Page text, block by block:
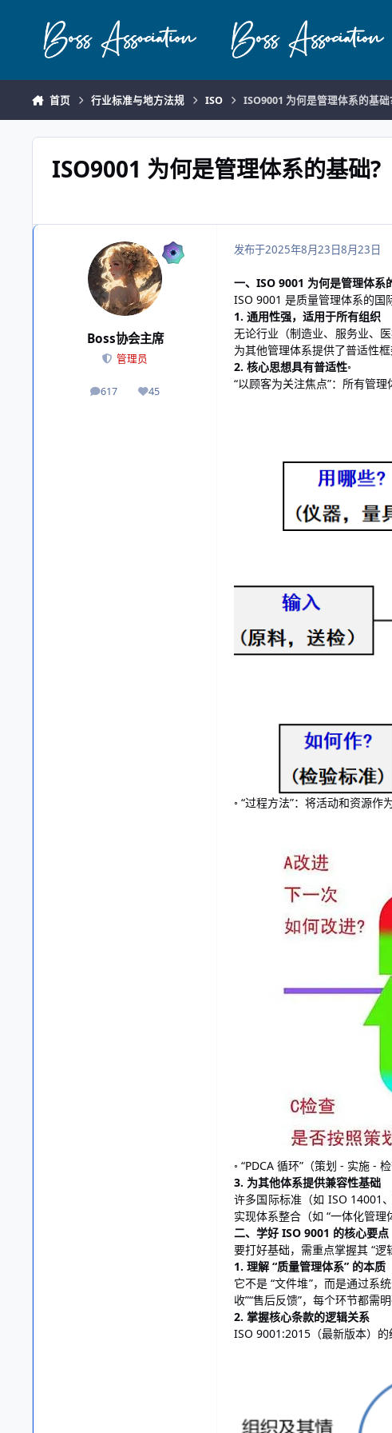
首页 行业标准与地方法规 ISO ISO9001 为何是管理体系的基础
ISO9001 为何是管理体系的基础?
Boss协会主席
管理员
617
帖子 45
声誉
发布于2025年8月23日8月23日
一、ISO 9001 为何是管理体系
ISO 9001 是质量管理体系的国
1. 通用性强，适用于所有组织
无论行业（制造业、服务业、
为其他管理体系提供了普适性框
2. 核心思想具有普适性◦
“以顾客为关注焦点”：所有管
◦ “过程方法”：将活动和资源作
◦ “PDCA 循环”（策划 - 实施 -
3. 为其他体系提供兼容性基础
许多国际标准（如 ISO 14001
实现体系整合（如 “一体化管理
二、学好 ISO 9001 的核心要点
要打好基础，需重点掌握其 “逻
1. 理解 “质量管理体系” 的本质
它不是 “文件堆”，而是通过系
收”“售后反馈”，每个环节都需
2. 掌握核心条款的逻辑关系
ISO 9001:2015（最新版本）的